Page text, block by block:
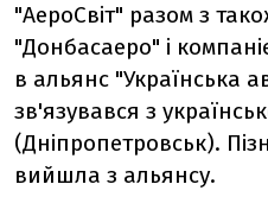
"АероСвіт" разом з
"Донбасаеро" і
в альянс "Українська
зв'язувався з
(Дніпропетровськ).
вийшла з альянсу.